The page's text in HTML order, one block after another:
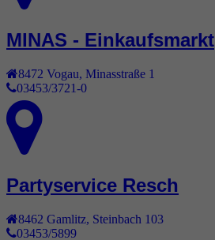
MINAS - Einkaufsmarkt
8472 Vogau Minasstraße 1
03453/3721-0
Partyservice Resch
8462 Gamlitz
Steinbach 103
03453/5899